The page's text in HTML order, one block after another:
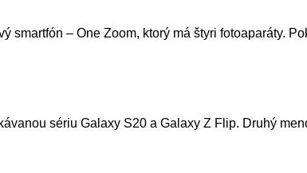
– One Zoom, ktorý má štyri fotoaparáty.
sériu Galaxy S20 a Galaxy Z Flip. Druhý